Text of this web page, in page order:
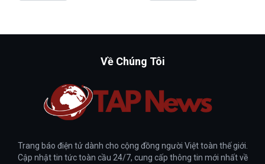
Về Chúng Tôi
Trang báo điện tử dành cho cộng đồng người Việt toàn thế giới.
Cập nhật tin tức toàn cầu 24/7, cung cấp thông tin mới nhất về